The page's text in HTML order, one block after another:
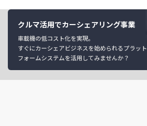
クルマ活用でカーシェアリング事業
車載機の低コスト化を実現。
すぐにカーシェアビジネスを始められるプラット
フォームシステムを活用してみませんか？